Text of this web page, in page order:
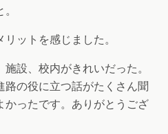
ットを感じました。
設、校内がきれいだった。
の役に立つ話がたくさん聞
かったです。ありがとうござ